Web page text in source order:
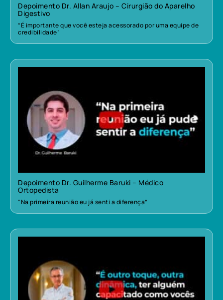
Depoimento Dr. Allan Araujo – Cirurgião do Aparelho
Digestivo
“É importante que você esteja acessorado por uma equipe de
credibilidade”
Depoimento Dr. Guilherme Baruki – Médico
Ortopedista
“Na primeira reunião eu já senti a diferença”